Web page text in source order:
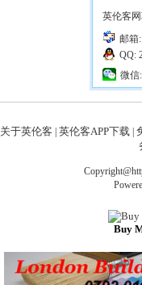
英伦客
邮箱:
QQ:
微信
关于英伦客 英伦客APP下载
Buy